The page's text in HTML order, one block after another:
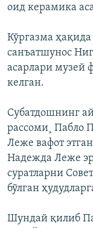
оид керамика
Кўргазма
санъатшунос
асарлари музей
келган.
Субатдошнинг
рассоми¸ Пабло
Леже вафот
Надежда Леже
суратларни
бўлган
Шундай қилиб